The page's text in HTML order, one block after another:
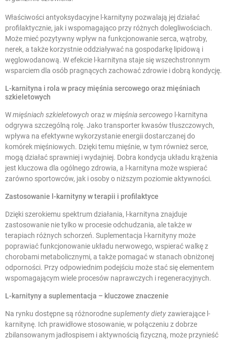
Właściwości antyoksydacyjne l-karnityny pozwalają jej działać
profilaktycznie, jak i wspomagająco przy różnych dolegliwościach.
Może mieć pozytywny wpływ na funkcjonowanie serca, wątroby,
nerek, a także korzystnie oddziaływać na gospodarkę lipidową i
węglowodanową. W efekcie l-karnityna staje się wszechstronnym
wsparciem dla osób pragnących zachować zdrowie i dobrą kondycję.
L-karnityna i rola w pracy mięśnia sercowego oraz mięśniach
szkieletowych
Wmięśniach szkieletowych oraz w mięśnia sercowego l-karnityna
odgrywa szczególną rolę. Jako transporter kwasów tłuszczowych,
wpływa na efektywne wykorzystanie energii dostarczanej do
komórek mięśniowych. Dzięki temu mięśnie, w tym również serce,
mogą działać sprawniej i wydajniej. Dobra kondycja układu krążenia
jest kluczowa dla ogólnego zdrowia, a l-karnityna może wspierać
zarówno sportowców, jak i osoby o niższym poziomie aktywności.
Zastosowanie l-karnityny w terapii i profilaktyce
Dzięki szerokiemu spektrum działania, l-karnityna znajduje
zastosowanie nie tylko w procesie odchudzania, ale także w
terapiach różnych schorzeń. Suplementacja l-karnityny może
poprawiać funkcjonowanie układu nerwowego, wspierać walkę z
chorobami metabolicznymi, a także pomagać w stanach obniżonej
odporności. Przy odpowiednim podejściu może stać się elementem
wspomagającym wiele procesów naprawczych i regeneracyjnych.
L-karnityny a suplementacja – kluczowe znaczenie
Na rynku dostępne są różnorodnesuplementy dietyzawierające l-
karnitynę. Ich prawidłowe stosowanie, w połączeniu z dobrze
zbilansowanym jadłospisem i aktywnością fizyczną, może przynieść